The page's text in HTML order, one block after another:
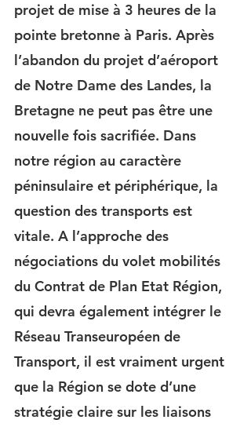
projet de mise à 3 heures de la
pointe bretonne à Paris. Après
l’abandon du projet d’aéroport
de Notre Dame des Landes, la
Bretagne ne peut pas être une
nouvelle fois sacrifiée. Dans
notre région au caractère
péninsulaire et périphérique, la
question des transports est
vitale. A l’approche des
négociations du volet mobilités
du Contrat de Plan Etat Région,
qui devra également intégrer le
Réseau Transeuropéen de
Transport, il est vraiment urgent
que la Région se dote d’une
stratégie claire sur les liaisons